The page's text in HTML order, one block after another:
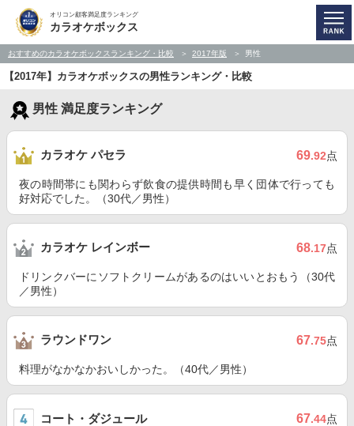
オリコン顧客満足度ランキング
カラオケボックス
おすすめのカラオケボックスランキング・比較 2017年版 男性
【2017年】カラオケボックスの男性ランキング・比較
男性 満足度ランキング
カラオケ パセラ 69.92点
夜の時間帯にも関わらず飲食の提供時間も早く団体で行っても
好対応でした。（30代／男性）
カラオケ レインボー 68.17点
ドリンクバーにソフトクリームがあるのはいいとおもう（30代
／男性）
ラウンドワン 67.75点
料理がなかなかおいしかった。（40代／男性）
コート・ダジュール 67.44点